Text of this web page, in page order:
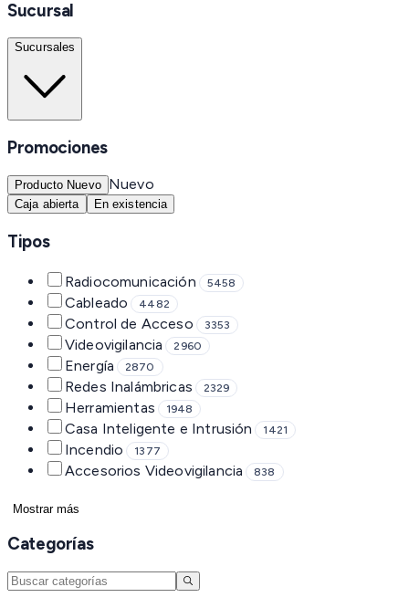
Sucursal
Sucursales
Promociones
Producto Nuevo Nuevo
Caja abierta En existencia
Tipos
Radiocomunicación 5458
Cableado 4482
Control de Acceso 3353
Videovigilancia 2960
Energía 2870
Redes Inalámbricas 2329
Herramientas 1948
Casa Inteligente e Intrusión 1421
Incendio 1377
Accesorios Videovigilancia 838
Mostrar más
Categorías